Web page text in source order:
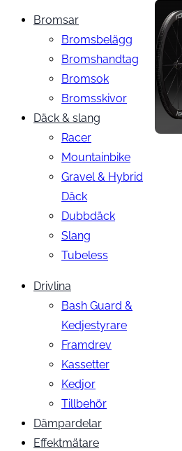
Bromsar
Bromsbelägg
Bromshandtag
Bromsok
Bromsskivor
Däck & slang
Racer
Mountainbike
Gravel & Hybrid
Däck
Dubbdäck
Slang
Tubeless
Drivlina
Bash Guard &
Kedjestyrare
Framdrev
Kassetter
Kedjor
Tillbehör
Dämpardelar
Effektmätare